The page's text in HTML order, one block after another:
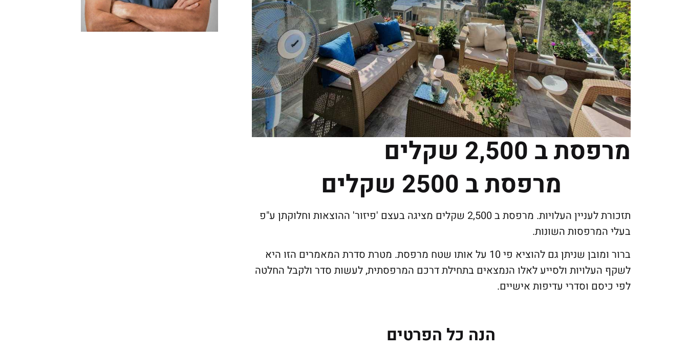
מרפסת ב 2,500 שקלים
מרפסת ב 2500 שקלים
תזכורת לעניין העלויות. מרפסת ב 2,500 שקלים מציגה בעצם 'פיזור' ההוצאות וחלוקתן ע"פ
בעלי המרפסות השונות.
ברור ומובן שניתן גם להוציא פי 10 על אותו שטח מרפסת. מטרת סדרת המאמרים הזו היא
לשקף העלויות ולסייע לאלו הנמצאים בתחילת דרכם המרפסתית, לעשות סדר ולקבל החלטה
לפי כיסם וסדרי עדיפות אישיים.
הנה כל הפרטים